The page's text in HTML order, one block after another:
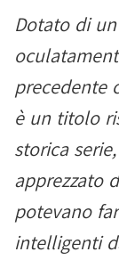
Dotato di
precedente
è un titolo
storica
apprezzato
potevano
intelligenti